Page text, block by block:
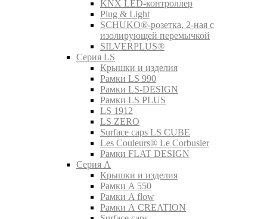
KNX LED-контроллер
Plug & Light
SCHUKO®-розетка, 2-ная с
изолирующей перемычкой
SILVERPLUS®
Серия LS
Крышки и изделия
Рамки LS 990
Рамки LS-DESIGN
Рамки LS PLUS
LS 1912
LS ZERO
Surface caps LS CUBE
Les Couleurs® Le Corbusier
Рамки FLAT DESIGN
Серия A
Крышки и изделия
Рамки A 550
Рамки A flow
Рамки A CREATION